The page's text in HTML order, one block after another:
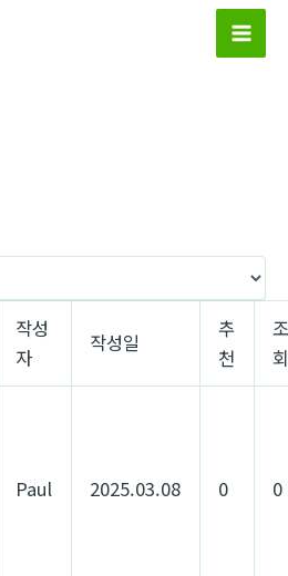
Main
작성
자
작성일
추
천
Paul 2025.03.08 0 0